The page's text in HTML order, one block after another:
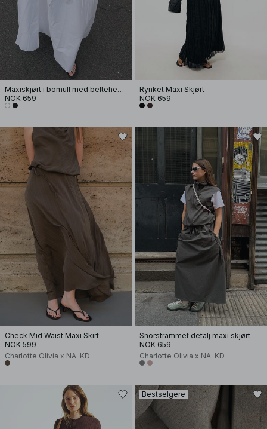
Maxiskjørt i bomull med beltehemper
NOK 659
Rynket Maxi Skjørt
NOK 659
Check Mid Waist Maxi Skirt
NOK 599
Charlotte Olivia x NA-KD
Snorstrammet detalj maxi skjørt
NOK 659
Charlotte Olivia x NA-KD
Bestselgere